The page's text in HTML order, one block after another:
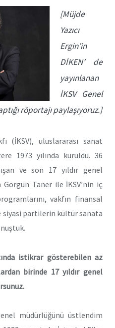
[Müjde
Yazıcı
Ergin’in
DİKEN’ de
yayınlanan
İKSV Genel
röportajı paylaşıyoruz.]
(İKSV), uluslararası sanat
1973 yılında kuruldu. 36
ve son 17 yıldır genel
Taner ile İKSV’nin iç
vakfın finansal
siyasi partilerin kültür sanata
istikrar gösterebilen az
birinde 17 yıldır genel
müdürlüğünü üstlendim